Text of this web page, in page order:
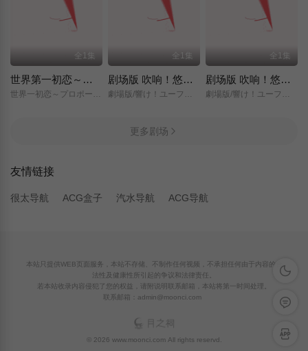
全1集
世界第一初恋～求婚篇～
全1集
剧场版 吹响！悠风号～想要传达的旋律～
全1集
剧场版 吹响！悠风号～誓言的终章～
更多剧场
友情链接
很太导航 ACG盒子 汽水导航 ACG导航
深色模
留言反
APP下
本站只提供WEB页面服务，本站不存储、不制作任何视频，不承担任何由于内容的合
法性及健康性所引起的争议和法律责任。
若本站收录内容侵犯了您的权益，请附说明联系邮箱，本站将第一时间处理。
联系邮箱：admin@moonci.com
© 2026 www.moonci.com All rights reservd.